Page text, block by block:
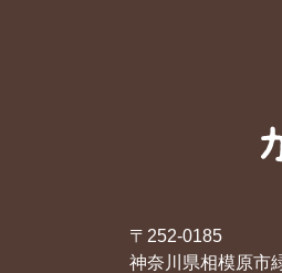
〒252-0185
神奈川県相模原市